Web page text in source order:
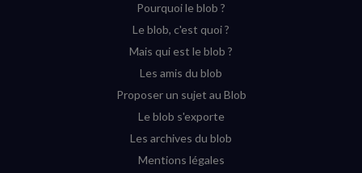
Instagram
(nouvelle
Facebook
(nouvelle
Pourquoi le blob ?
Le blob, c'est quoi ?
Mais qui est le blob ?
Les amis du blob
Proposer un sujet au Blob
Le blob s'exporte
Les archives du blob
Mentions légales